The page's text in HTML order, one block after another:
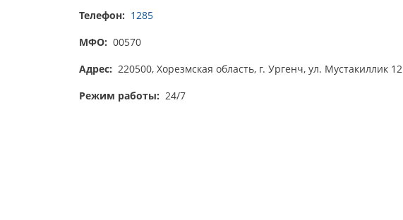
Телефон: 1285
МФО: 00570
Адрес: 220500, Хорезмская область, г. Ургенч, ул. Мустакиллик 12
Режим работы: 24/7